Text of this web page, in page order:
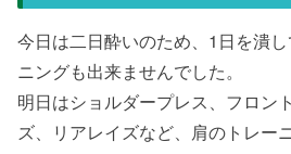
今日は二日酔いのため、1日を潰
ニングも出来ませんでした。
明日はショルダープレス、フロン
ズ、リアレイズなど、肩のトレー